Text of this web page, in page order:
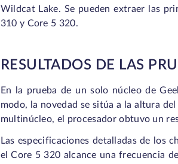
Wildcat Lake. Se pueden extraer las
310 y Core 5 320.
RESULTADOS DE LAS
En la prueba de un solo núcleo de
modo, la novedad se sitúa a la altura
multinúcleo, el procesador obtuvo un
Las especificaciones detalladas de los
el Core 5 320 alcance una frecuencia